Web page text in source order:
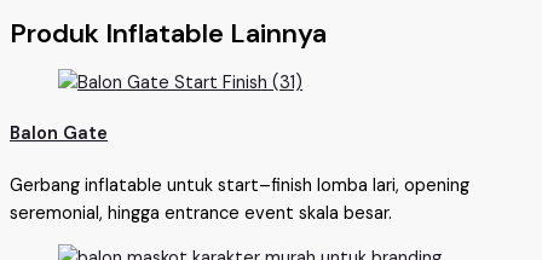
Produk Inflatable Lainnya
Balon Gate
Gerbang inflatable untuk start–finish lomba lari, opening
seremonial, hingga entrance event skala besar.